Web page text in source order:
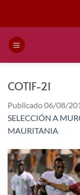
COTIF-21
Publicado06/08/
SELECCIÓN A
MAURITANIA